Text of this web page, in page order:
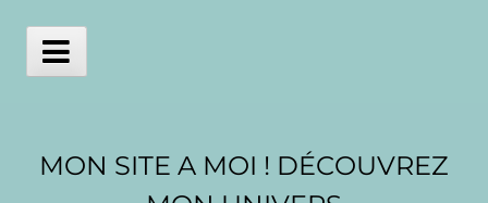
contentMain
MON SITE A MOI ! DÉCOUVREZ